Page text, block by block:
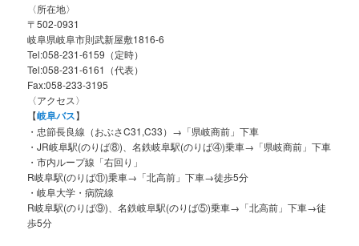
〈所在地〉
〒502-0931
岐阜県岐阜市則武新屋敷1816-6
Tel:058-231-6159（定時）
Tel:058-231-6161（代表）
Fax:058-233-3195
〈アクセス〉
【岐阜バス】
・忠節長良線（おぶさC31,C33）→「県岐商前」下車
・JR岐阜駅(のりば⑧)、名鉄岐阜駅(のりば④)乗車→「県岐商前」下車
・市内ループ線「右回り」
R岐阜駅(のりば⑪)乗車→「北高前」下車→徒歩5分
・岐阜大学・病院線
R岐阜駅(のりば⑨)、名鉄岐阜駅(のりば⑤)乗車→「北高前」下車→徒
歩5分